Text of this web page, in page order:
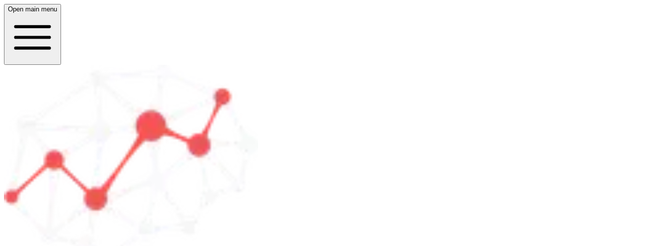
Open main menu